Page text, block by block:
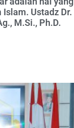
Ustadz Dr.
M.Si., Ph.D.